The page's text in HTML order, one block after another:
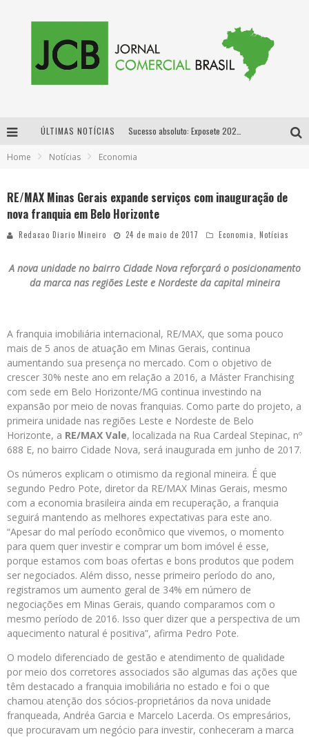
ÚLTIMAS NOTÍCIAS
Home Notícias Economia
RE/MAX Minas Gerais expande serviços com inauguração de
nova franquia em Belo Horizonte
Redacao Diario Mineiro 24 de maio de 2017 Economia Notícias
A nova unidade no bairro Cidade Nova reforçará o posicionamento
da marca nas regiões Leste e Nordeste da capital mineira
A franquia imobiliária internacional, RE/MAX, que soma pouco
mais de 5 anos de atuação em Minas Gerais, continua
aumentando sua presença no mercado. Com o objetivo de
crescer 30% neste ano em relação a 2016, a Máster Franchising
com sede em Belo Horizonte/MG continua investindo na
expansão por meio de novas franquias. Como parte do projeto, a
primeira unidade nas regiões Leste e Nordeste de Belo
Horizonte, a RE/MAX Vale, localizada na Rua Cardeal Stepinac, nº
688 E, no bairro Cidade Nova, será inaugurada em junho de 2017.
Os números explicam o otimismo da regional mineira. É que
segundo Pedro Pote, diretor da RE/MAX Minas Gerais, mesmo
com a economia brasileira ainda em recuperação, a franquia
seguirá mantendo as melhores expectativas para este ano.
“Apesar do mal período econômico que vivemos, o momento
para quem quer investir e comprar um bom imóvel é esse,
porque estamos com boas ofertas e bons produtos que podem
ser negociados. Além disso, nesse primeiro período do ano,
registramos um aumento geral de 34% em número de
negociações em Minas Gerais, quando comparamos com o
mesmo período de 2016. Isso quer dizer que a perspectiva de um
aquecimento natural é positiva”, afirma Pedro Pote.
O modelo diferenciado de gestão e atendimento de qualidade
por meio dos corretores associados são algumas das ações que
têm destacado a franquia imobiliária no estado e foi o que
chamou atenção dos sócios-proprietários da nova unidade
franqueada, Andréa Garcia e Marcelo Lacerda. Os empresários,
que procuravam um negócio para investir, conheceram a marca